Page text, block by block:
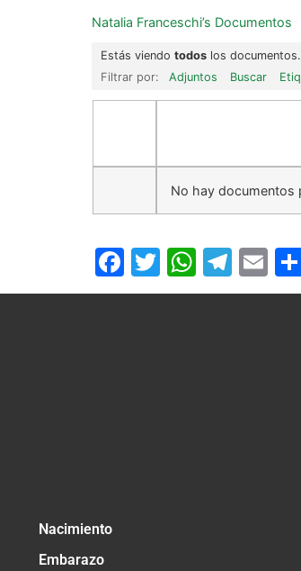
Natalia Franceschi’s Documentos
Estás viendo todos los documentos.
Filtrar por:
Adjuntos Buscar
No hay documentos
Facebook
Twitter
Nacimiento
Embarazo